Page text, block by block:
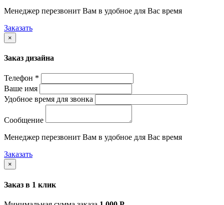
Менеджер перезвонит Вам в удобное для Вас время
Заказать
×
Заказ дизайна
Телефон *
Ваше имя
Удобное время для звонка
Сообщение
Менеджер перезвонит Вам в удобное для Вас время
Заказать
×
Заказ в 1 клик